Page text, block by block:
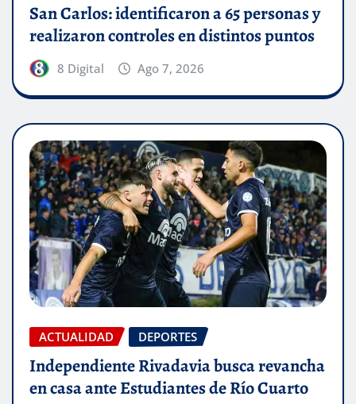
San Carlos: identificaron a 65 personas y
realizaron controles en distintos puntos
8 Digital Ago 7, 2026
ACTUALIDAD DEPORTES
Independiente Rivadavia busca revancha
en casa ante Estudiantes de Río Cuarto